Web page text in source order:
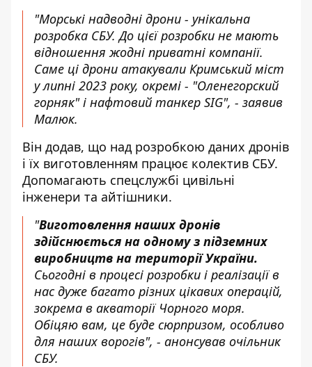
"Морські надводні дрони - унікальна
розробка СБУ. До цієї розробки не мають
відношення жодні приватні компанії.
Саме ці дрони атакували Кримський міст
у липні 2023 року, окремі - "Оленегорский
горняк" і нафтовий танкер SIG", - заявив
Малюк.
Він додав, що над розробкою даних дронів
і їх виготовленням працює колектив СБУ.
Допомагають спецслужбі цивільні
інженери та айтішники.
"Виготовлення наших дронів
здійснюється на одному з підземних
виробництв на території України.
Сьогодні в процесі розробки і реалізації в
нас дуже багато різних цікавих операцій,
зокрема в акваторії Чорного моря.
Обіцяю вам, це буде сюрпризом, особливо
для наших ворогів", - анонсував очільник
СБУ.